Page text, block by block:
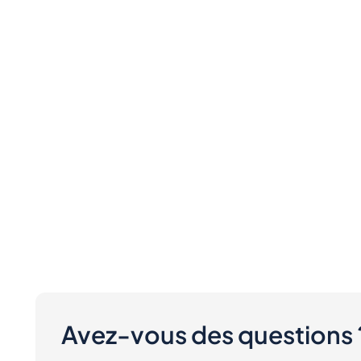
Avez-vous des questions